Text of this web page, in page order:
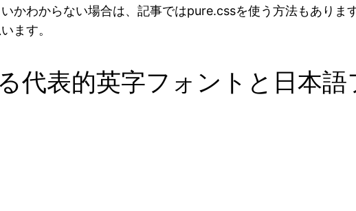
かわからない場合は、記事ではpure.cssを使う方法もありま
ます。
代表的英字フォントと日本